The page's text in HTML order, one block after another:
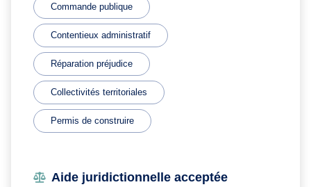
Commande publique
Contentieux administratif
Réparation préjudice
Collectivités territoriales
Permis de construire
Aide juridictionnelle acceptée